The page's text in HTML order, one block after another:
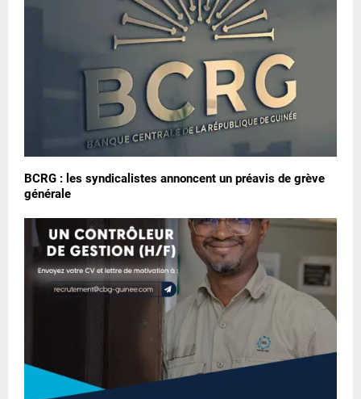
BCRG : les syndicalistes annoncent un préavis de grève
générale